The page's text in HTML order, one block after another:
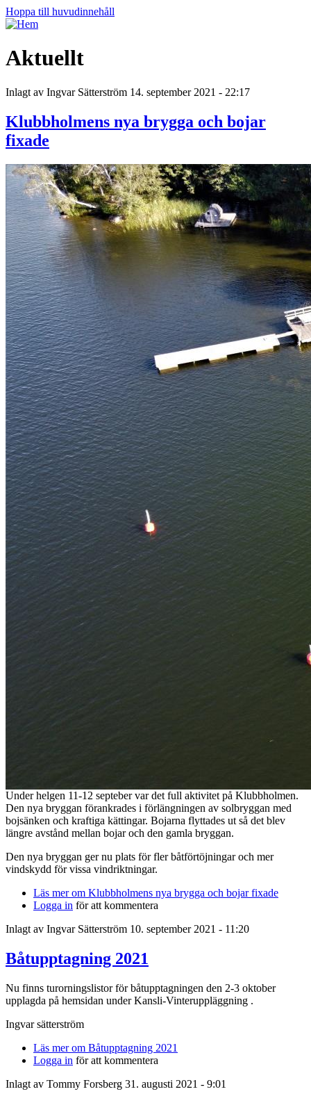
Hoppa till huvudinnehåll
Aktuellt
Inlagt av Ingvar Sätterström 14. september 2021 - 22:17
Klubbholmens nya brygga och bojar
fixade
Under helgen 11-12 septeber var det full aktivitet på Klubbholmen.
Den nya bryggan förankrades i förlängningen av solbryggan med
bojsänken och kraftiga kättingar. Bojarna flyttades ut så det blev
längre avstånd mellan bojar och den gamla bryggan.
Den nya bryggan ger nu plats för fler båtförtöjningar och mer
vindskydd för vissa vindriktningar.
Läs merom Klubbholmens nya brygga och bojar fixade
Logga in för att kommentera
Inlagt av Ingvar Sätterström 10. september 2021 - 11:20
Båtupptagning 2021
Nu finns turorningslistor för båtupptagningen den 2-3 oktober
upplagda på hemsidan under Kansli-Vinteruppläggning .
Ingvar sätterström
Läs merom Båtupptagning 2021
Logga in för att kommentera
Inlagt av Tommy Forsberg 31. augusti 2021 - 9:01